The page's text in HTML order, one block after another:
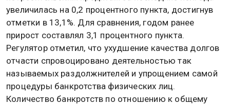
увеличилась на 0,2 процентного пункта, достигнув
отметки в 13,1%. Для сравнения, годом ранее
прирост составлял 3,1 процентного пункта.
Регулятор отметил, что ухудшение качества долгов
отчасти спровоцировано деятельностью так
называемых раздолжнителей и упрощением самой
процедуры банкротства физических лиц.
Количество банкротств по отношению к общему